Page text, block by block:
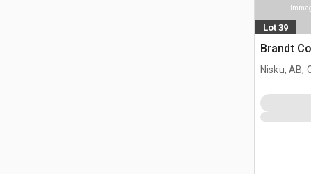
Lot 39
Brandt
Nisku, AB,